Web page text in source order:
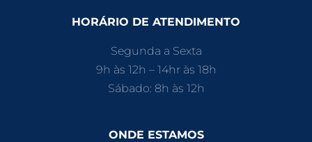
HORÁRIO DE ATENDIMENTO
Segunda a Sexta
9h às 12h – 14hr às 18h
Sábado: 8h às 12h
ONDE ESTAMOS